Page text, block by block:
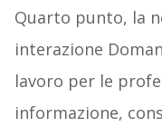
Quarto punto, la
interazione
lavoro per le
informazione,